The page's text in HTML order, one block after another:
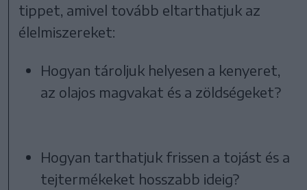
tippet, amivel tovább eltarthatjuk az
élelmiszereket:
Hogyan tároljuk helyesen a kenyeret,
az olajos magvakat és a zöldségeket?
Hogyan tarthatjuk frissen a tojást és a
tejtermékeket hosszabb ideig?